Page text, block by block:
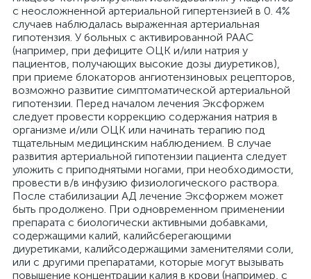
с неосложненной артериальной гипертензией в 0. 4%
случаев наблюдалась выраженная артериальная
гипотензия. У больных с активированной РААС
(например, при дефиците ОЦК и/или натрия у
пациентов, получающих высокие дозы диуретиков),
при приеме блокаторов ангиотензиновых рецепторов,
возможно развитие симптоматической артериальной
гипотензии. Перед началом лечения Эксфоржем
следует провести коррекцию содержания натрия в
организме и/или ОЦК или начинать терапию под
тщательным медицинским наблюдением. В случае
развития артериальной гипотензии пациента следует
уложить с приподнятыми ногами, при необходимости,
провести в/в инфузию физиологического раствора.
После стабилизации АД лечение Эксфоржем может
быть продолжено. При одновременном применении
препарата с биологически активными добавками,
содержащими калий, калийсберегающими
диуретиками, калийсодержащими заменителями соли,
или с другими препаратами, которые могут вызывать
повышение концентрации калия в крови (например, с